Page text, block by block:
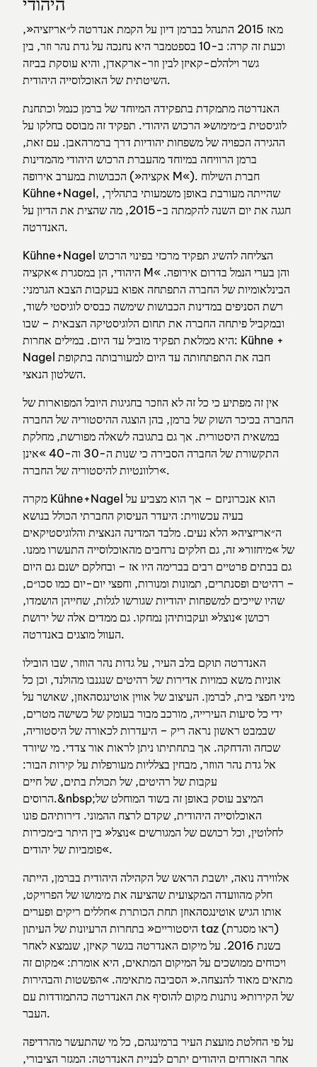
מאז 2015 התנהל בברמן דיון על הקמת אנדרטה ל״אריזציה«,
וכעת זה קרה: ב-10 בספטמבר היא נחנכה על גדת נהר וזר, בין
גשר וילהלם-קאיזן לבין וזר-ארקאדן, והיא עוסקת בביזה
השיטתית של האוכלוסייה היהודית.
האנדרטה מתמקדת בתפקידה המיוחד של ברמן כנמל וכתחנת
לוגיסטית ב״מימוש« הרכוש היהודי. תפקיד זה מבוסס בחלקו על
ההגירה הכפויה של משפחות יהודיות דרך ברמרהאבן. עם זאת,
ברמן הרוויחה במיוחד מהעברת הרכוש היהודי מהמדינות
הכבושות במערב אירופה (»אקציה M«). חברת השילוח
Kühne+Nagel, שהייתה מעורבת באופן משמעותי בתהליך,
חגגה את יום השנה להקמתה ב-2015, מה שהצית את הדיון על
האנדרטה.
Kühne+Nagel הצליחה להשיג תפקיד מרכזי בפינוי הרכוש
היהודי, הן במסגרת »אקציה M« והן בערי הנמל בדרום אירופה.
הבינלאומיות של החברה התפתחה אפוא בעקבות הצבא הגרמני:
רשת הסניפים במדינות הכבושות שימשה כבסיס לוגיסטי לשוד,
ובמקביל פיתחה החברה את תחום הלוגיסטיקה הצבאית – שבו
היא ממלאת תפקיד מוביל עד היום. במילים אחרות: Kühne +
Nagel חבה את התפתחותה עד היום למעורבותה בתקופת
השלטון הנאצי.
אין זה מפתיע כי כל זה לא הוזכר בחגיגות היובל המפוארות של
החברה בכיכר השוק של ברמן, בהן הוצגה ההיסטוריה של החברה
במשאית היסטורית. אך גם בתגובה לשאלה מפורשת, מחלקת
התקשורת של החברה הסבירה כי שנות ה-30 וה-40 »אינן
רלוונטיות להיסטוריה של החברה«.
מקרה Kühne+Nagel הוא אנכרוניזם – אך הוא מצביע על
בעיה עכשווית: היעדר העיסוק החברתי הכולל בנושא
ה״אריזציה« הלא נעים. מלבד המדינה הנאצית והלוגיסטיקאים
של »מיחזור« זה, גם חלקים נרחבים מהאוכלוסייה התעשרו ממנו.
גם בבתים פרטיים רבים בברימה היו אז – ובחלקם ישנם גם היום
– רהיטים ופסנתרים, תמונות ומנורות, וחפצי יום-יום כמו סכו״ם,
שהיו שייכים למשפחות יהודיות שגורשו לגלות, שחייהן הושמדו,
רכושן »נוצל« ועקבותיהן נמחקו. גם ממדים אלה של ירושת
העוול מוצגים באנדרטה.
האנדרטה תוקם בלב העיר, על גדות נהר הווזר, שבו הובילו
אוניות משא כמויות אדירות של רהיטים שנגנבו מהולנד, וכן כל
מיני חפצי בית, לברמן. העיצוב של אווין אוטינגסהאוזן, שאושר על
ידי כל סיעות העירייה, מורכב מבור בעומק של כשישה מטרים,
שבמבט ראשון נראה ריק – היעדרות לכאורה של היסטוריה,
שכחה והדחקה. אך בתחתיתו ניתן לראות אור צדדי. מי שיורד
אל גדת נהר הווזר, מבחין בצלליות מעורפלות על קירות הבור:
עקבות של רהיטים, של תכולת בתים, של חיים
הרוסים.&nbsp;המיצב עוסק באופן זה בשוד המוחלט של
האוכלוסייה היהודית, שקדם לרצח ההמוני. דירותיהם פונו
לחלוטין, וכל רכושם של המגורשים »נוצל« בין היתר ב״מכירות
פומביות של יהודים«.
אלווירה נואה, יושבת הראש של הקהילה היהודית בברמן, הייתה
חלק מהוועדה המקצועית שהציעה את מימושו של הפרויקט,
אותו הגיש אוטינגסהאוזן תחת הכותרת »חללים ריקים ופערים
היסטוריים« בתחרות הרעיונות של העיתון taz (ראו מסגרת)
בשנת 2016. על מיקום האנדרטה בגשר קאיזן, שנמצא לאחר
ויכוחים ממושכים על המיקום המתאים, היא אומרת: »מקום זה
מתאים מאוד להנצחה.« הסביבה מתאימה. »הפשטות והבהירות
של הקירות« נותנות מקום להוסיף את האנדרטה כהתמודדות עם
העבר.
על פי החלטת מועצת העיר ברמינגהם, כל מי שהתעשר מהרדיפה
אחר האזרחים היהודים יתרם לבניית האנדרטה: המגזר הציבורי,